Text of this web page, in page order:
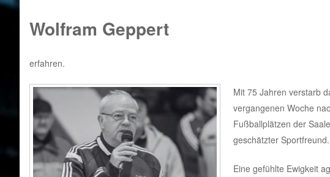
Wolfram Geppert
erfahren.
Mit 75 Jahren verstarb
vergangenen Woche
Fußballplätzen der
geschätzter Sportfreund.
Eine gefühlte Ewigkeit